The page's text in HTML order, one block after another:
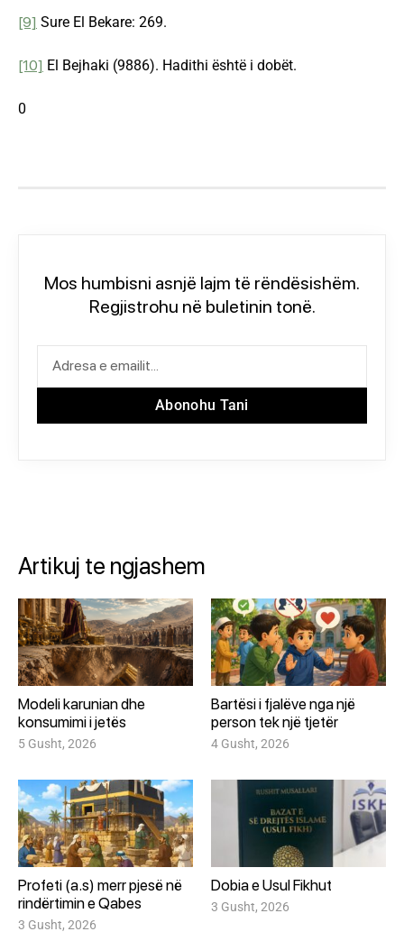
[9] Sure El Bekare: 269.
[10] El Bejhaki (9886). Hadithi është i dobët.
0
Mos humbisni asnjë lajm të rëndësishëm.
Regjistrohu në buletinin tonë.
Abonohu Tani
Artikuj te ngjashem
Modeli karunian dhe
konsumimi i jetës
5 Gusht, 2026
Bartësi i fjalëve nga një
person tek një tjetër
4 Gusht, 2026
Profeti (a.s) merr pjesë në
rindërtimin e Qabes
3 Gusht, 2026
Dobia e Usul Fikhut
3 Gusht, 2026